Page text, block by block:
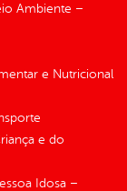
Ambiente –
e Nutricional
e do
Idosa –